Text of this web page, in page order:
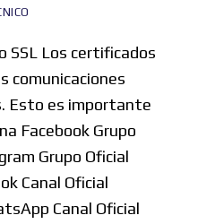
SSL Los certificados
comunicaciones
Esto es importante
Facebook Grupo
Grupo Oficial
Canal Oficial
Canal Oficial